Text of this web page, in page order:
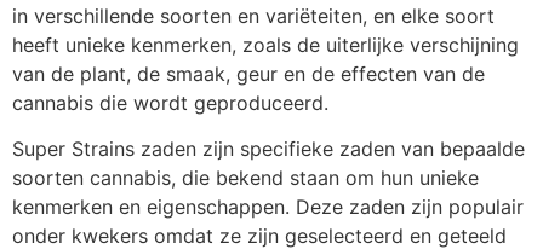
in verschillende soorten en variëteiten, en elke soort
heeft unieke kenmerken, zoals de uiterlijke verschijning
van de plant, de smaak, geur en de effecten van de
cannabis die wordt geproduceerd.
Super Strains zaden zijn specifieke zaden van bepaalde
soorten cannabis, die bekend staan om hun unieke
kenmerken en eigenschappen. Deze zaden zijn populair
onder kwekers omdat ze zijn geselecteerd en geteeld